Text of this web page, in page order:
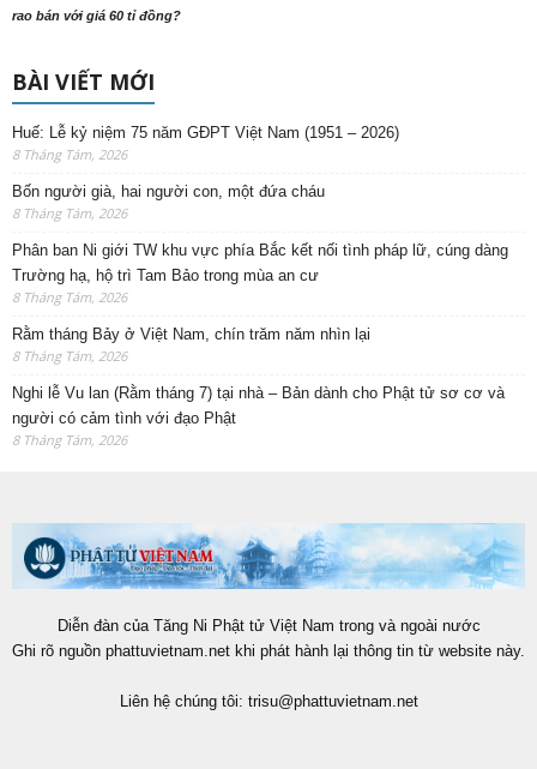
rao bán với giá 60 tỉ đồng?
BÀI VIẾT MỚI
Huế: Lễ kỷ niệm 75 năm GĐPT Việt Nam (1951 – 2026)
8 Tháng Tám, 2026
Bốn người già, hai người con, một đứa cháu
8 Tháng Tám, 2026
Phân ban Ni giới TW khu vực phía Bắc kết nối tình pháp lữ, cúng dàng
Trường hạ, hộ trì Tam Bảo trong mùa an cư
8 Tháng Tám, 2026
Rằm tháng Bảy ở Việt Nam, chín trăm năm nhìn lại
8 Tháng Tám, 2026
Nghi lễ Vu lan (Rằm tháng 7) tại nhà – Bản dành cho Phật tử sơ cơ và
người có cảm tình với đạo Phật
8 Tháng Tám, 2026
Diễn đàn của Tăng Ni Phật tử Việt Nam trong và ngoài nước
Ghi rõ nguồn phattuvietnam.net khi phát hành lại thông tin từ website này.
Liên hệ chúng tôi: trisu@phattuvietnam.net